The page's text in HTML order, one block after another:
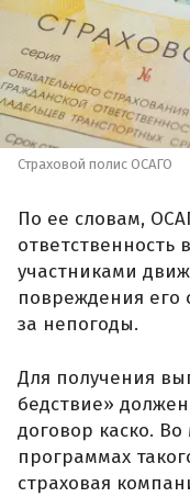
Страховой полис ОСАГО
По ее словам,
ответственность
участниками
повреждения его
за непогоды.
Для получения
бедствие»
договор каско.
программах
страховая